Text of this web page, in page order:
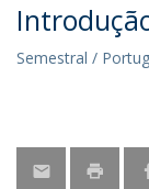
Semestral /